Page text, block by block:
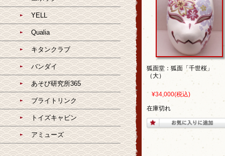
狐面堂：狐面「千世桜」
（大）
¥34,000(税込)
在庫切れ
YELL
Qualia
キタンクラブ
バンダイ
あそび研究所365
ブライトリンク
トイズキャビン
アミューズ